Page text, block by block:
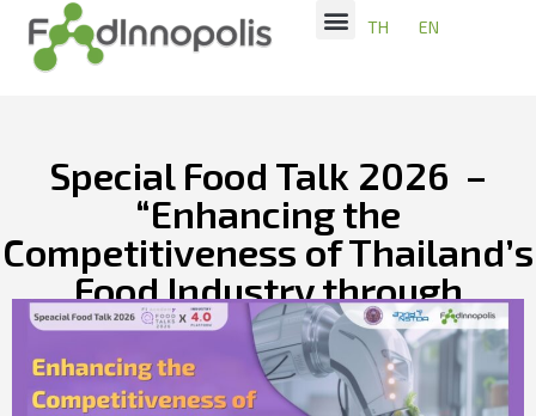
TH EN
Special Food Talk 2026 –
“Enhancing the
Competitiveness of Thailand’s
Food Industry through
Industry 4.0 Platforms”
มิถุนายน 23, 2026 11:15 am